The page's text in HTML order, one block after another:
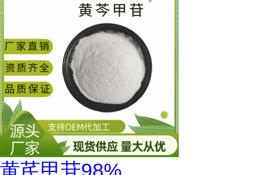
黄芪甲苷98%